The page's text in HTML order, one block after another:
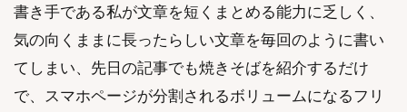
書き手である私が文章を短くまとめる能力に乏しく、
気の向くままに長ったらしい文章を毎回のように書い
てしまい、先日の記事でも焼きそばを紹介するだけ
で、スマホページが分割されるボリュームになるフリ